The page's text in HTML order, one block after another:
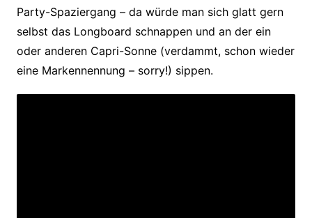
Party-Spaziergang – da würde man sich glatt gern
selbst das Longboard schnappen und an der ein
oder anderen Capri-Sonne (verdammt, schon wieder
eine Markennennung – sorry!) sippen.